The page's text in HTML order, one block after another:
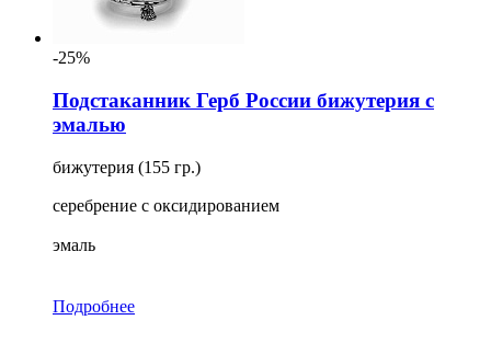
-25%
Подстаканник Герб России бижутерия с
эмалью
бижутерия (155 гр.)
серебрение с оксидированием
эмаль
Подробнее